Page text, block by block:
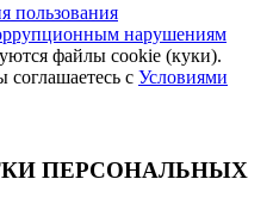
пользования
нарушениям
файлы cookie (куки).
соглашаетесь с Условиями
ПЕРСОНАЛЬНЫХ